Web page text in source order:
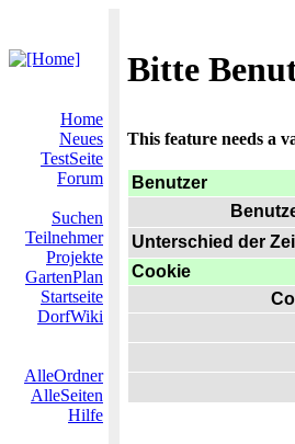
Bitte
Home
Neues
TestSeite
Forum
Suchen
Teilnehmer
Projekte
GartenPlan
Startseite
DorfWiki
AlleOrdner
AlleSeiten
Hilfe
This feature needs a
Benutzer
Unterschied der
Cookie